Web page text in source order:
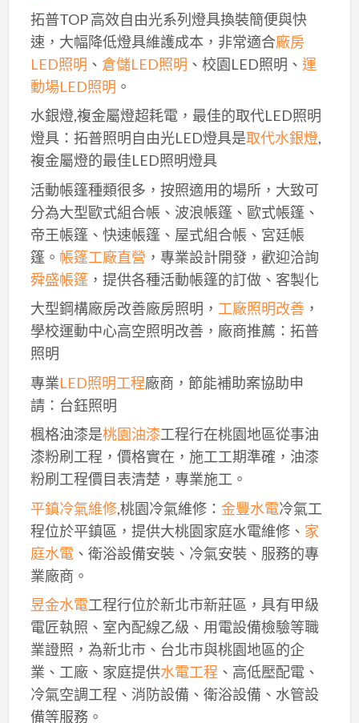
拓普TOP 高效自由光系列燈具換裝簡便與快
速，大幅降低燈具維護成本，非常適合廠房
LED照明 、 倉儲LED照明 、校園LED照明、 運
動場LED照明 。
水銀燈,複金屬燈超耗電，最佳的取代LED照明
燈具：拓普照明自由光LED燈具是取代水銀燈,
複金屬燈的最佳LED照明燈具
活動帳篷種類很多，按照適用的場所，大致可
分為大型歐式組合帳、波浪帳篷、歐式帳篷、
帝王帳篷、快速帳篷、屋式組合帳、宮廷帳
篷。 帳篷工廠直營 ，專業設計開發，歡迎洽詢
舜盛帳篷，提供各種活動帳篷的訂做、客製化
大型鋼構廠房改善廠房照明， 工廠照明改善，
學校運動中心高空照明改善，廠商推薦：拓普
照明
專業LED照明工程廠商，節能補助案協助申
請：台鈺照明
楓格油漆是桃園油漆工程行在桃園地區從事油
漆粉刷工程，價格實在，施工工期準確，油漆
粉刷工程價目表清楚，專業施工。
平鎮冷氣維修,桃園冷氣維修： 金豐水電冷氣工
程位於平鎮區，提供大桃園家庭水電維修、 家
庭水電、衛浴設備安裝、冷氣安裝、服務的專
業廠商。
昱金水電工程行位於新北市新莊區，具有甲級
電匠執照、室內配線乙級、用電設備檢驗等職
業證照，為新北市、台北市與桃園地區的企
業、工廠、家庭提供水電工程 、高低壓配電、
冷氣空調工程、消防設備、衛浴設備、水管設
備等服務。